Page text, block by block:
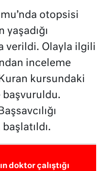
otopsisi
verildi. Olayla ilgili
inceleme
kursundaki
doktor çalıştığı